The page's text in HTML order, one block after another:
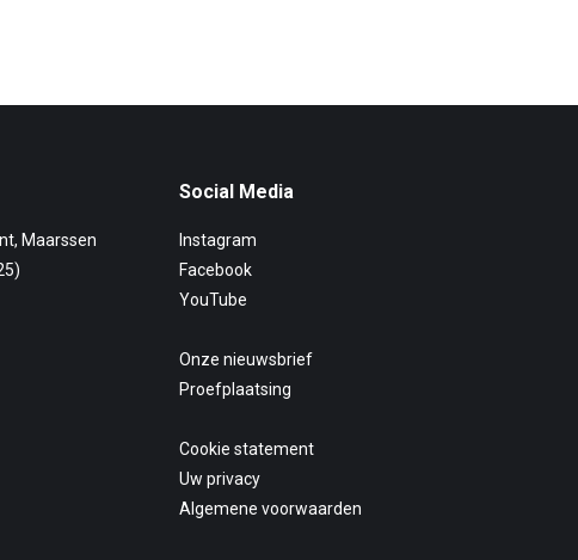
Maarssen
Social Media
Instagram
Facebook
YouTube
Onze nieuwsbrief
Proefplaatsing
Cookie statement
Uw privacy
Algemene voorwaarden